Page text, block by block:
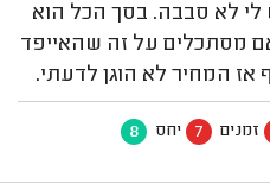
לי לא סבבה. בסך הכל הוא
מסתכלים על זה שהאייפד
אז המחיר לא הוגן לדעתי.
זמנים 7 יחס 8